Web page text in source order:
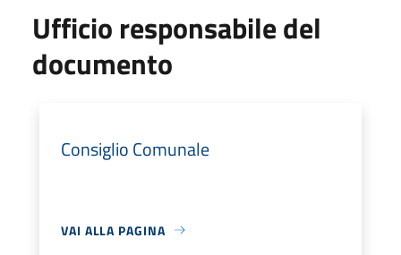
Ufficio responsabile del
documento
Consiglio Comunale
VAI ALLA PAGINA